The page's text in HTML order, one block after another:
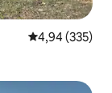
Évaluation
4,94 (335)